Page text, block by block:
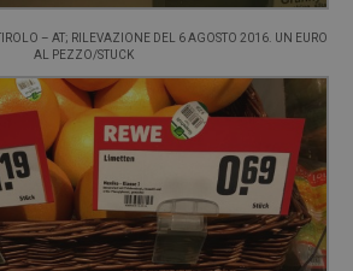
– AT; RILEVAZIONE DEL 6 AGOSTO 2016. UN EURO
AL PEZZO/STUCK